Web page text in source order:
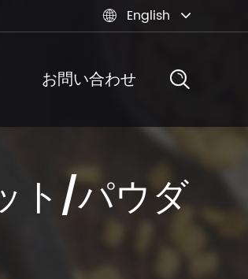
 English
お問い合わせ
ト/パウダ